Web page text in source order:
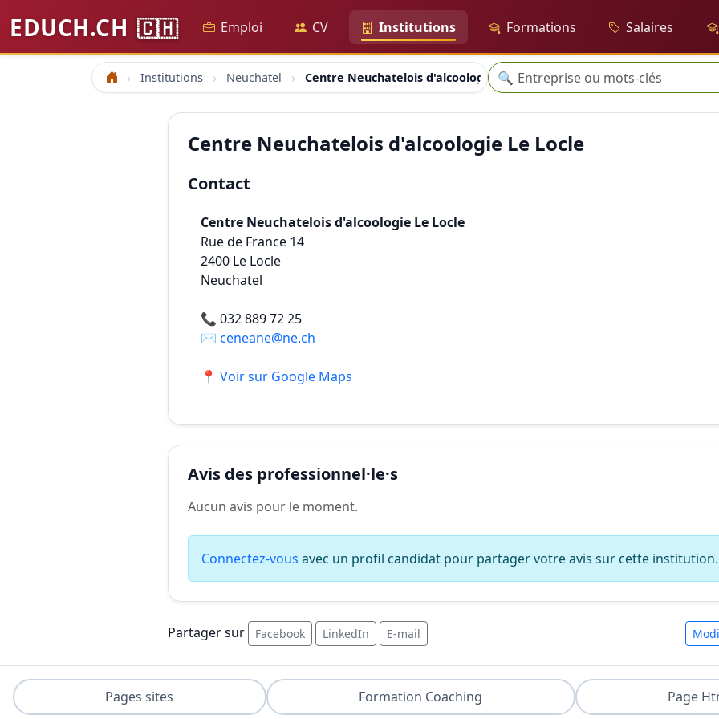
EDUCH.CH 🇨🇭 Emploi CV Institutions Formations Salaires
Accueil Institutions Neuchatel Centre Neuchatelois d'alcoologie Le Locle
Recherche
🔍
Centre Neuchatelois d'alcoologie Le Locle
Contact
Centre Neuchatelois d'alcoologie Le Locle
Rue de France 14
2400 Le Locle
Neuchatel
📞 032 889 72 25
✉️ ceneane@ne.ch
📍 Voir sur Google Maps
Avis des professionnel·le·s
Aucun avis pour le moment.
Connectez-vous avec un profil candidat pour partager votre avis sur cette institution.
Partager sur Facebook LinkedIn E-mail
Pages sites Formation Coaching Page